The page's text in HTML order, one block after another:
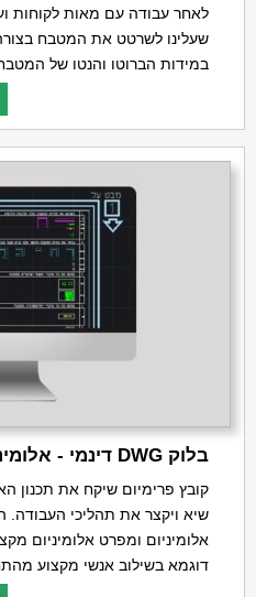
לאחר עבודה עם מאות לקוחות
שעלינו לשרטט את המטבח
במידות הברוטו והנטו של
בלוק DWG דינמי - אלומיניום ופתחים
קובץ פרימיום שיקח את תכנון
שיא ויקצר את תהליכי העבודה.
אלומיניום ומפרט אלומיניום
דוגמא בשילוב אנשי מקצוע